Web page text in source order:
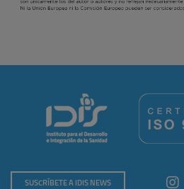
SUSCRÍBETE A IDIS NEWS